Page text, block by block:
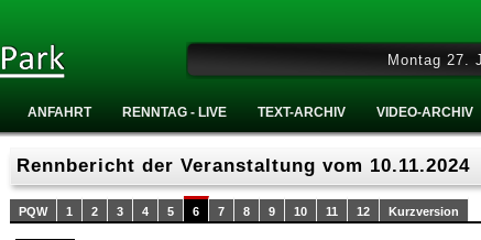
Montag 27.
ANFAHRT RENNTAG - LIVE TEXT-ARCHIV VIDEO-ARCHIV
Rennbericht der Veranstaltung vom 10.11.2024
PQW 1 2 3 4 5 6 7 8 9 10 11 12 Kurzversion